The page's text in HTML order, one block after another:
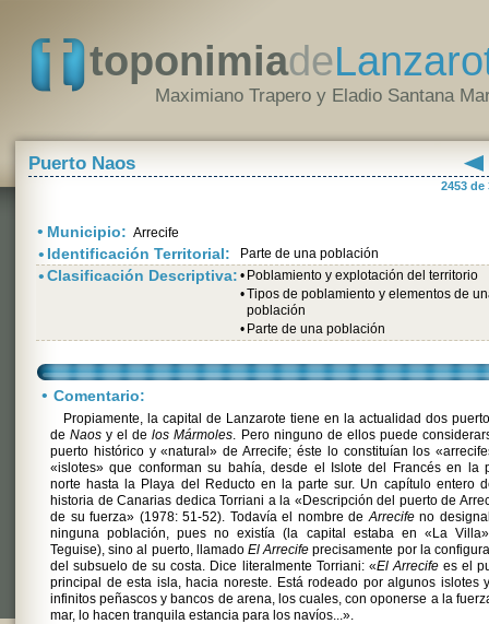
toponimiade
Maximiano Trapero y Eladio Santana
Puerto Naos
2453 de
• Municipio: Arrecife
• Identificación Territorial: Parte de una población
•Clasificación Descriptiva: • Poblamiento y explotación del territorio
•Tipos de poblamiento y elementos de
población
• Parte de una población
• Comentario:
Propiamente, la capital de Lanzarote tiene en la actualidad dos
deNaos y el delos Mármoles. Pero ninguno de ellos puede
puerto histórico y «natural» de Arrecife; éste lo constituían los
«islotes» que conforman su bahía, desde el Islote del Francés en la
norte hasta la Playa del Reducto en la parte sur. Un capítulo entero
historia de Canarias dedica Torriani a la «Descripción del puerto de
de su fuerza» (1978: 51-52). Todavía el nombre deArrecifeno
ninguna población, pues no existía (la capital estaba en «La
Teguise), sino al puerto, llamado El Arrecife precisamente por la
del subsuelo de su costa. Dice literalmente Torriani: «El Arrecifees el
principal de esta isla, hacia noreste. Está rodeado por algunos islotes
infinitos peñascos y bancos de arena, los cuales, con oponerse a la
mar, lo hacen tranquila estancia para los navíos...».